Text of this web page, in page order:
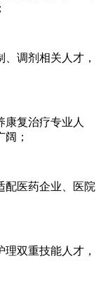
调剂相关人才，
康复治疗专业人
；
配医药企业、医院
双重技能人才，